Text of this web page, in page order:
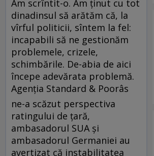
Am scrîntit-o. Am ţinut cu tot
dinadinsul să arătăm că, la
vîrful politicii, sîntem la fel:
incapabili să ne gestionăm
problemele, crizele,
schimbările. De-abia de aici
începe adevărata problemă.
Agenţia Standard & Poorâs
ne-a scăzut perspectiva
ratingului de ţară,
ambasadorul SUA şi
ambasadorul Germaniei au
avertizat că instabilitatea